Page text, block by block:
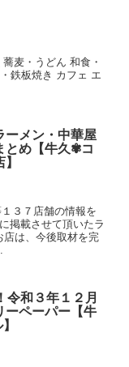
麦・うどん 和食・
鉄板焼き カフェ エ
ーメン・中華屋
とめ【牛久✾コ
３７店舗の情報を
掲載させて頂いたラ
店は、今後取材を完
令和３年１２月
ーペーパー【牛